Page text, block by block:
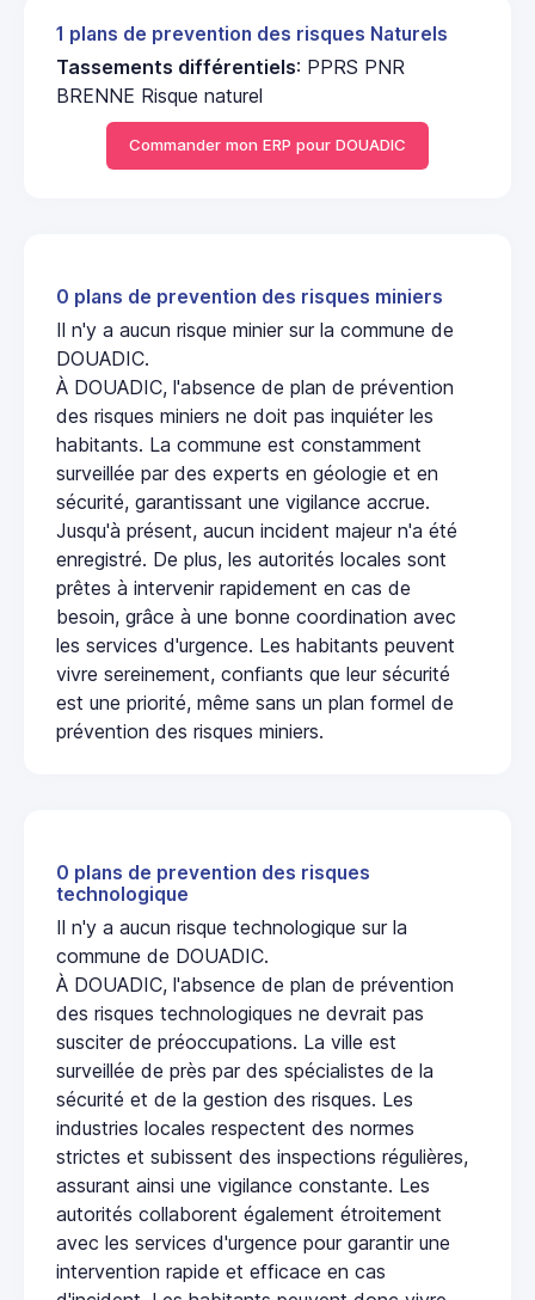
1 plans de prevention des risques Naturels
Tassements différentiels: PPRS PNR
BRENNE Risque naturel
Commander mon ERP pour DOUADIC
0 plans de prevention des risques miniers
Il n'y a aucun risque minier sur la commune de
DOUADIC.
À DOUADIC, l'absence de plan de prévention
des risques miniers ne doit pas inquiéter les
habitants. La commune est constamment
surveillée par des experts en géologie et en
sécurité, garantissant une vigilance accrue.
Jusqu'à présent, aucun incident majeur n'a été
enregistré. De plus, les autorités locales sont
prêtes à intervenir rapidement en cas de
besoin, grâce à une bonne coordination avec
les services d'urgence. Les habitants peuvent
vivre sereinement, confiants que leur sécurité
est une priorité, même sans un plan formel de
prévention des risques miniers.
0 plans de prevention des risques
technologique
Il n'y a aucun risque technologique sur la
commune de DOUADIC.
À DOUADIC, l'absence de plan de prévention
des risques technologiques ne devrait pas
susciter de préoccupations. La ville est
surveillée de près par des spécialistes de la
sécurité et de la gestion des risques. Les
industries locales respectent des normes
strictes et subissent des inspections régulières,
assurant ainsi une vigilance constante. Les
autorités collaborent également étroitement
avec les services d'urgence pour garantir une
intervention rapide et efficace en cas